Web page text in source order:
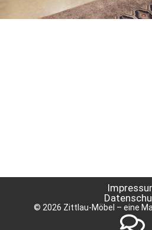
© 2026 Zittlau-Möbel – eine